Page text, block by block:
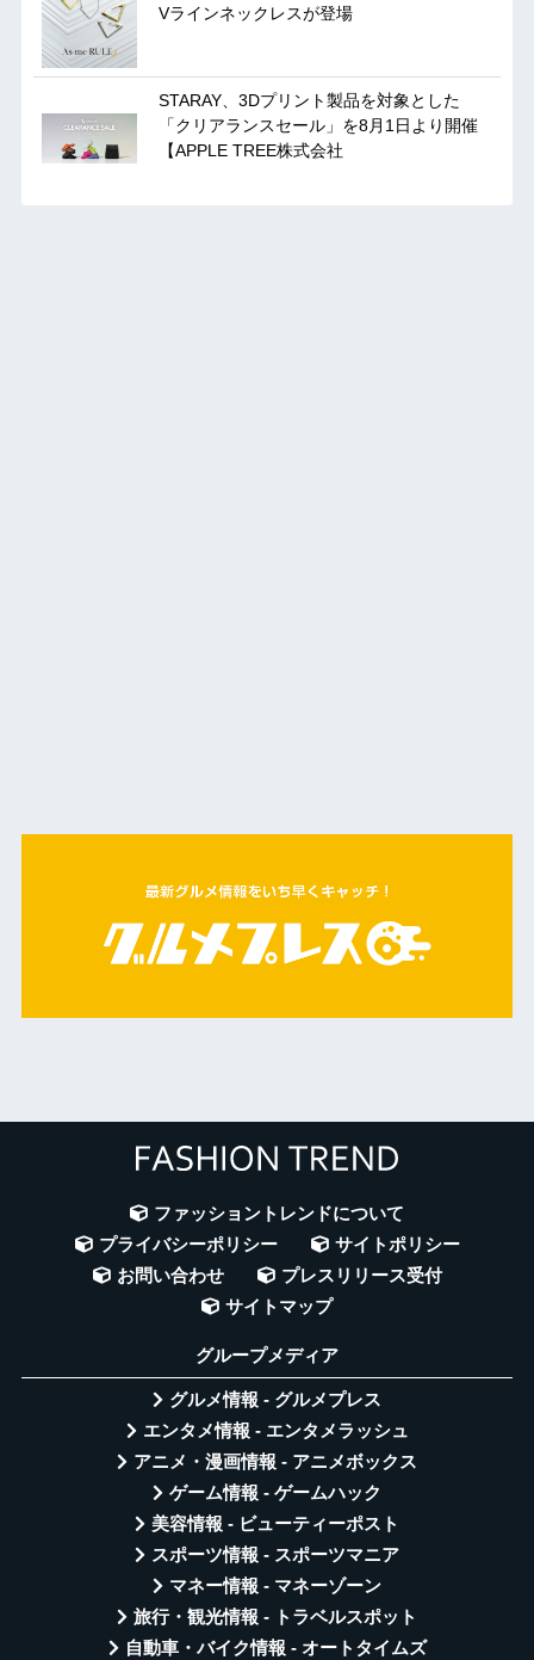
Vラインネックレスが登場
STARAY、3Dプリント製品を対象とした
「クリアランスセール」を8月1日より開催
【APPLE TREE株式会社
ファッショントレンドについて
プライバシーポリシー
サイトポリシー
お問い合わせ
プレスリリース受付
サイトマップ
グループメディア
グルメ情報 - グルメプレス
エンタメ情報 - エンタメラッシュ
アニメ・漫画情報 - アニメボックス
ゲーム情報 - ゲームハック
美容情報 - ビューティーポスト
スポーツ情報 - スポーツマニア
マネー情報 - マネーゾーン
旅行・観光情報 - トラベルスポット
自動車・バイク情報 - オートタイムズ